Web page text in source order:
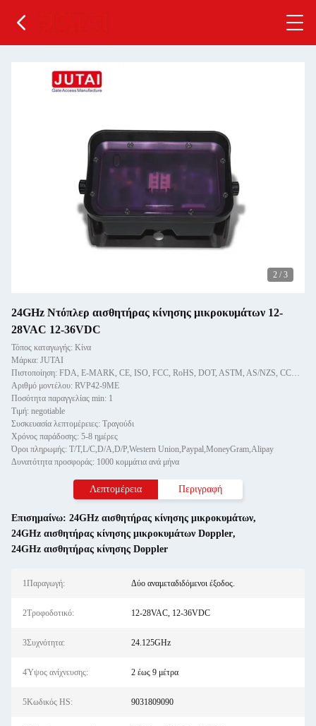
2 / 3
24GHz Ντόπλερ αισθητήρας κίνησης μικροκυμάτων 12-
28VAC 12-36VDC
Τόπος καταγωγής: Κίνα
Μάρκα: JUTAI
Πιστοποίηση: FDA, E-MARK, CE, ISO, FCC, RoHS, DOT, ASTM, AS/NZS, CCC, GS
Αριθμό μοντέλου: RVP42-9ME
Ποσότητα παραγγελίας min: 1
Τιμή: negotiable
Συσκευασία λεπτομέρειες: Τραγούδι
Χρόνος παράδοσης: 5-8 ημέρες
Όροι πληρωμής: T/T,L/C,D/A,D/P,Western Union,Paypal,MoneyGram,Alipay
Δυνατότητα προσφοράς: 1000 κομμάτια ανά μήνα
Λεπτομέρεια Περιγραφή
Επισημαίνω: 24GHz αισθητήρας κίνησης μικροκυμάτων,
24GHz αισθητήρας κίνησης μικροκυμάτων Doppler,
24GHz αισθητήρας κίνησης Doppler
1Παραγωγή: Δύο αναμεταδιδόμενοι έξοδος.
2Τροφοδοτικό: 12-28VAC, 12-36VDC
3Συχνότητα: 24.125GHz
4Ύψος ανίχνευσης: 2 έως 9 μέτρα
5Κωδικός HS: 9031809090